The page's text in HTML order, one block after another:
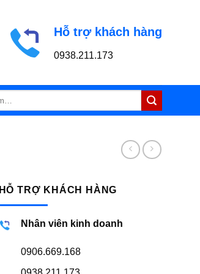
Hỗ trợ khách hàng
0938.211.173
HỖ TRỢ KHÁCH HÀNG
Nhân viên kinh doanh
0906.669.168